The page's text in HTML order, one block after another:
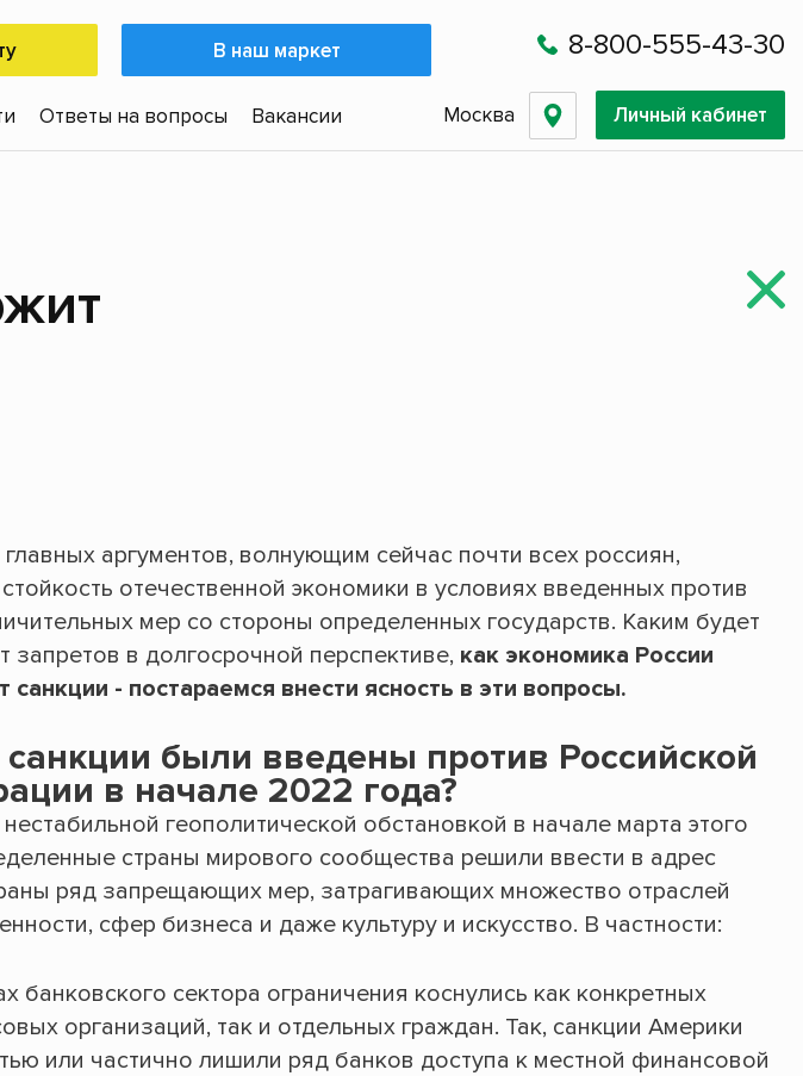
В наш маркет 8-800-555-43-30
Ответы на вопросы Вакансии Москва Личный кабинет
аргументов, волнующим сейчас почти всех россиян,
отечественной экономики в условиях введенных против
мер со стороны определенных государств. Каким будет
запретов в долгосрочной перспективе, как экономика России
санкции - постараемся внести ясность в эти вопросы.
санкции были введены против Российской
в начале 2022 года?
геополитической обстановкой в начале марта этого
страны мирового сообщества решили ввести в адрес
ряд запрещающих мер, затрагивающих множество отраслей
сфер бизнеса и даже культуру и искусство. В частности:
банковского сектора ограничения коснулись как конкретных
организаций, так и отдельных граждан. Так, санкции Америки
или частично лишили ряд банков доступа к местной финансовой